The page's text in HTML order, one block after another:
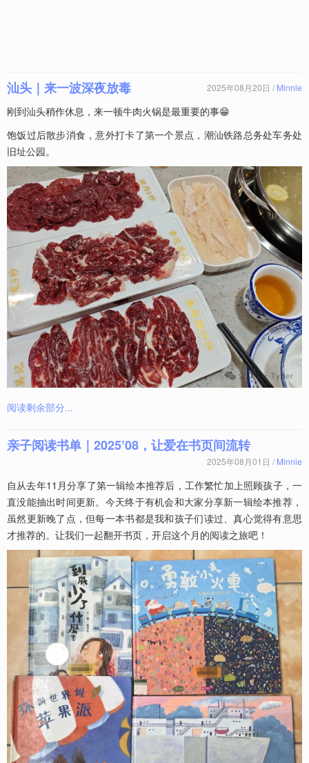
汕头｜来一波深夜放毒 2025年08月20日 / Minnie
刚到汕头稍作休息，来一顿牛肉火锅是最重要的事😁
饱饭过后散步消食，意外打卡了第一个景点，潮汕铁路总务处车务处
旧址公园。
阅读剩余部分...
亲子阅读书单｜2025’08，让爱在书页间流转
2025年08月01日 / Minnie
自从去年11月分享了第一辑绘本推荐后，工作繁忙加上照顾孩子，一
直没能抽出时间更新。今天终于有机会和大家分享新一辑绘本推荐，
虽然更新晚了点，但每一本书都是我和孩子们读过、真心觉得有意思
才推荐的。让我们一起翻开书页，开启这个月的阅读之旅吧！